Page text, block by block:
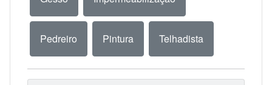
Pedreiro Pintura Telhadista